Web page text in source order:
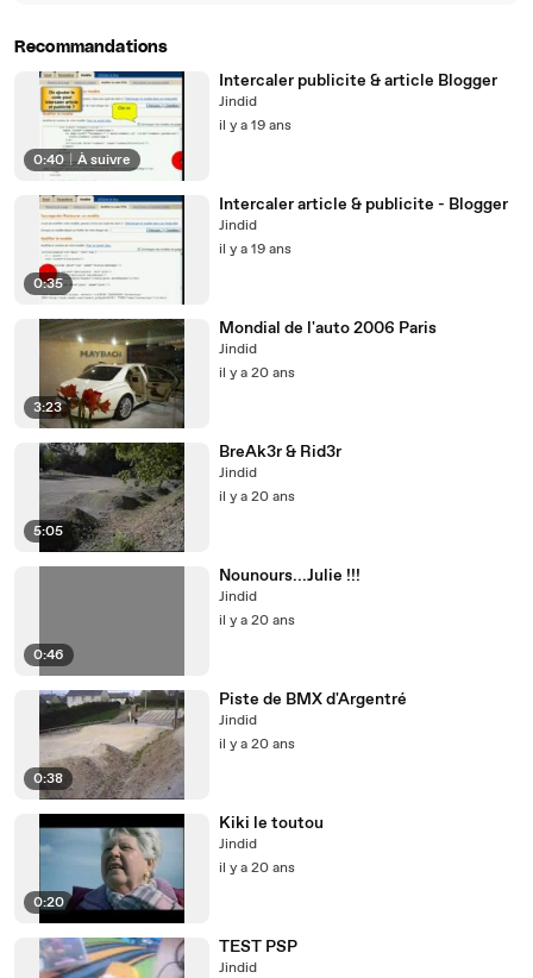
Recommandations
0:40 | À suivre
Intercaler publicite & article Blogger
Jindid
il y a 19 ans
0:35
Intercaler article & publicite - Blogger
Jindid
il y a 19 ans
3:23
Mondial de l'auto 2006 Paris
Jindid
il y a 20 ans
5:05
BreAk3r & Rid3r
Jindid
il y a 20 ans
0:46
Nounours...Julie !!!
Jindid
il y a 20 ans
0:38
Piste de BMX d'Argentré
Jindid
il y a 20 ans
0:20
Kiki le toutou
Jindid
il y a 20 ans
TEST PSP
Jindid